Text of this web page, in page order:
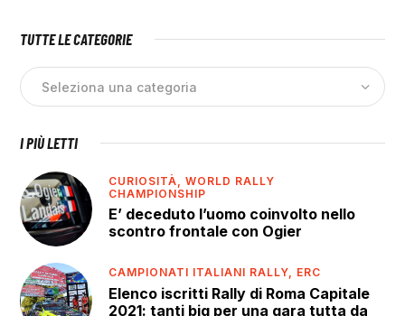
TUTTE LE CATEGORIE
I PIÙ LETTI
CURIOSITÀ,WORLD RALLY
CHAMPIONSHIP
E’ deceduto l’uomo coinvolto nello
scontro frontale con Ogier
CAMPIONATI ITALIANI RALLY, ERC
Elenco iscritti Rally di Roma Capitale
2021: tanti big per una gara tutta da